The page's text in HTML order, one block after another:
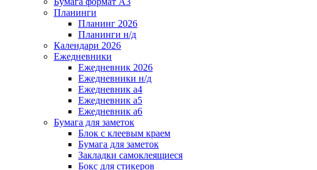
Планинги
Планинг 2026
Планинги н/д
Календари 2026
Ежедневники
Ежедневник 2026
Ежедневники н/д
Ежедневник а4
Ежедневник а5
Ежедневник а6
Бумага для заметок
Блок с клеевым краем
Бумага для заметок
Закладки самоклеящиеся
Бокс для стикеров